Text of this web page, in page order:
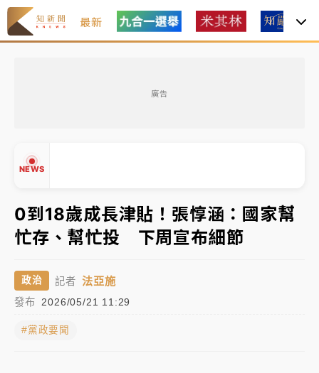
最新
廣告
NEWS
中信慈善基金會想增加董事人數！辜仲諒向法院聲請遭
駁 理由曝光
故宮《龍藏經》特展第2檔！今線上預約開賣一度塞車
周六起展出延長至晚上7時
台東農業處長涉圖利渡假村！東檢抗告成功 今重開羈
父親節泡湯了！中颱白海豚雨彈轟3天 「紅到發紫」降
雨熱區曝
0到18歲成長津貼！張惇涵：國家幫
忙存、幫忙投 下周宣布細節
政治 記者 法亞施
發布 2026/05/21 11:29
#黨政要聞